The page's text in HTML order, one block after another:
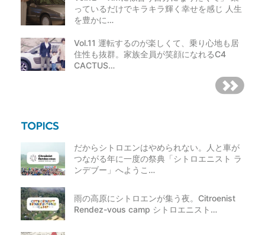
っているだけでキラキラ輝く幸せを感じ 人生
を豊かに…
Vol.11 運転するのが楽しくて、乗り心地も居
住性も抜群。家族全員が笑顔になれるC4
CACTUS…
だからシトロエンはやめられない。人と車が
つながる年に一度の祭典「シトロエニスト ラ
ンデブー」へようこ…
雨の高原にシトロエンが集う夜。Citroenist
Rendez-vous camp シトロエニスト…